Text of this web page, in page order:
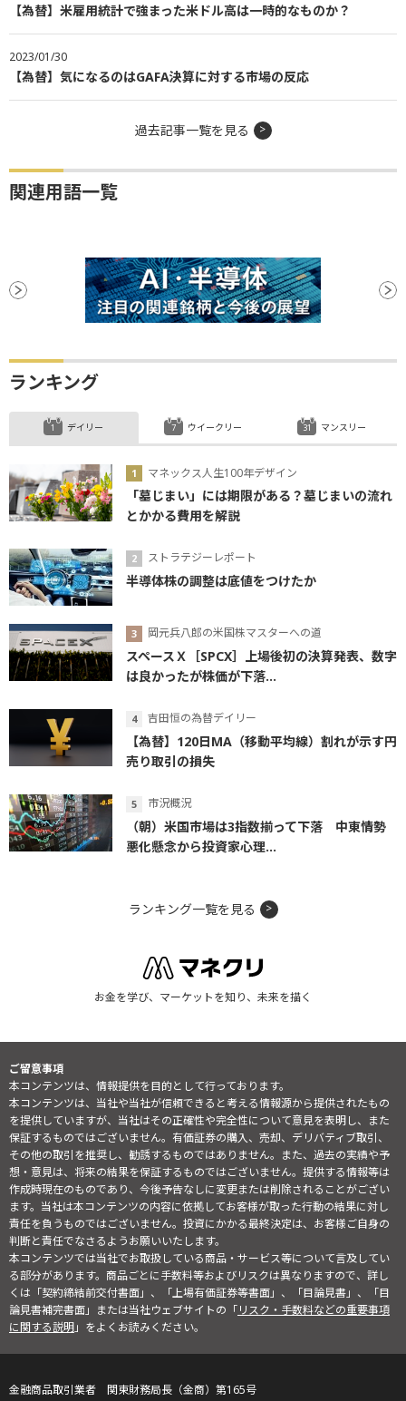
【為替】米雇用統計で強まった米ドル高は一時的なものか？
2023/01/30
【為替】気になるのはGAFA決算に対する市場の反応
過去記事一覧を見る
関連用語一覧
ランキング
デイリー
マネックス人生100年デザイン
「墓じまい」には期限がある？墓じまいの流れ
とかかる費用を解説
ストラテジーレポート
半導体株の調整は底値をつけたか
岡元兵八郎の米国株マスターへの道
スペースＸ［SPCX］上場後初の決算発表、数字
は良かったが株価が下落...
吉田恒の為替デイリー
【為替】120日MA（移動平均線）割れが示す円
売り取引の損失
市況概況
（朝）米国市場は3指数揃って下落 中東情勢
悪化懸念から投資家心理...
ウイークリー マンスリー
ランキング一覧を見る
お金を学び、マーケットを知り、未来を描く
ご留意事項
本コンテンツは、情報提供を目的として行っております。
本コンテンツは、当社や当社が信頼できると考える情報源から提供されたもの
を提供していますが、当社はその正確性や完全性について意見を表明し、また
保証するものではございません。有価証券の購入、売却、デリバティブ取引、
その他の取引を推奨し、勧誘するものではありません。また、過去の実績や予
想・意見は、将来の結果を保証するものではございません。提供する情報等は
作成時現在のものであり、今後予告なしに変更または削除されることがござい
ます。当社は本コンテンツの内容に依拠してお客様が取った行動の結果に対し
責任を負うものではございません。投資にかかる最終決定は、お客様ご自身の
判断と責任でなさるようお願いいたします。
本コンテンツでは当社でお取扱している商品・サービス等について言及してい
る部分があります。商品ごとに手数料等およびリスクは異なりますので、詳し
くは「契約締結前交付書面」、「上場有価証券等書面」、「目論見書」、「目
論見書補完書面」または当社ウェブサイトの「リスク・手数料などの重要事項
に関する説明」をよくお読みください。
金融商品取引業者 関東財務局長（金商）第165号